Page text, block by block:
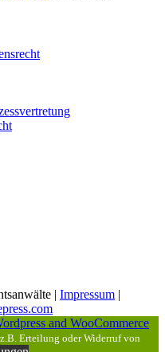
| Impressum |
Erteilung oder Widerruf von